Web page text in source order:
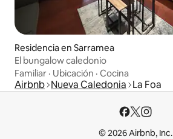
Residencia en Sarramea
El bungalow caledonio
Familiar · Ubicación · Cocina
Airbnb Nueva Caledonia La Foa
© 2026 Airbnb, Inc.